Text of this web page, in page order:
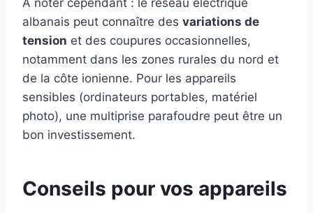
À noter cependant : le réseau électrique
albanais peut connaître des variations de
tension et des coupures occasionnelles,
notamment dans les zones rurales du nord et
de la côte ionienne. Pour les appareils
sensibles (ordinateurs portables, matériel
photo), une multiprise parafoudre peut être un
bon investissement.
Conseils pour vos appareils